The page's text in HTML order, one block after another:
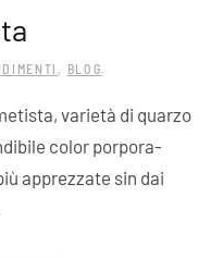
BLOG
varietà di quarzo
color porpora-
apprezzate sin dai